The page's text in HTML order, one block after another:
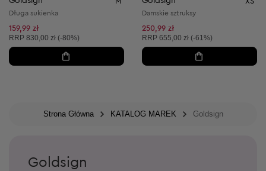
Długa sukienka
159,99 zł
Cena sugerowana:
RRP 830,00 zł (-80%)
Damskie sztruksy
250,99 zł
Cena sugerowana:
RRP 655,00 zł (-61%)
Strona Główna KATALOG MAREK Goldsign
Goldsign